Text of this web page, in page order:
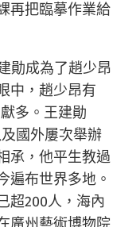
再把臨摹作業給
勛成為了趙少昂
中，趙少昂有
多。王建勛
國外屢次舉辦
承，他平生教過
遍布世界多地。
超200人，海內